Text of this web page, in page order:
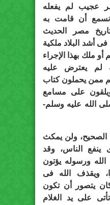
عجيب لم يفعله
نسمع أن قامت به
مصر الحديث
أشد البلاد ملكية
أو ملك بهذا الإجراء
لم يعترض عليه
ممن يحملون كتاب
ويلقون على مسامع
الله عليه وسلم-
الصحيح، ولن يمكث
الناس، وقد
الله ورسوله يؤتون
ويقذف الله فى
يتصور أن تكون
على يد الغلام